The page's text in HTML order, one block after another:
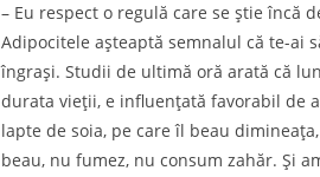
– Eu respect o regulă care se ştie încă
Adipocitele aşteaptă semnalul că te-ai
îngraşi. Studii de ultimă oră arată că
durata vieţii, e influenţată favorabil de
lapte de soia, pe care îl beau
beau, nu fumez, nu consum zahăr. Şi